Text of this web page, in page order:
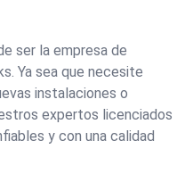
ser la empresa de
Ya sea que necesite
instalaciones o
expertos licenciados
y con una calidad